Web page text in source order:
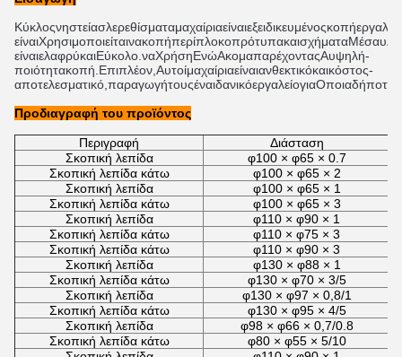
Κύκλοςνηστείασλερεθίσματαμαχαίριαείναιεξειδικευμένοςκοπή
είναιΧρησιμοποιείταινακοπήπερίπλοκοπρότυπακαισχήματαΜέσα
είναιελαφρύκαιΕύκολο. ναΧρήσηΕνώΑκομαπαρέχονταςΑυψηλή-
ποιότητακοπή Επιπλέον Αυτοίμαχαίριαείναιανθεκτικόκαικόστος-
αποτελεσματικό παραγωγήτουςέναιδανικόεργαλείογιαΟποιαδήποτε
Προδιαγραφή του προϊόντος
Περιγραφή
Διάσταση
Σκοπική λεπίδα
φ100 × φ65 × 0.7
Σκοπική λεπίδα κάτω
φ100 × φ65 × 2
Σκοπική λεπίδα
φ100 × φ65 × 1
Σκοπική λεπίδα κάτω
φ100 × φ65 × 3
Σκοπική λεπίδα
φ110 × φ90 × 1
Σκοπική λεπίδα κάτω
φ110 × φ75 × 3
Σκοπική λεπίδα κάτω
φ110 × φ90 × 3
Σκοπική λεπίδα
φ130 × φ88 × 1
Σκοπική λεπίδα κάτω
φ130 × φ70 × 3/5
Σκοπική λεπίδα
φ130 × φ97 × 0,8/1
Σκοπική λεπίδα κάτω
φ130 × φ95 × 4/5
Σκοπική λεπίδα
φ98 × φ66 × 0,7/0.8
Σκοπική λεπίδα κάτω
φ80 × φ55 × 5/10